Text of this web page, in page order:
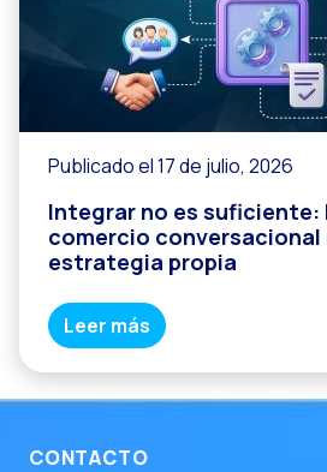
Publicado el 17 de julio, 2026
Integrar no es suficiente:
comercio conversacional
estrategia propia
Leer más
CONTACTO